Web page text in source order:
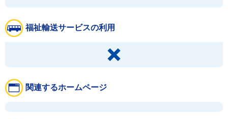
福祉輸送サービスの利用
関連するホームページ